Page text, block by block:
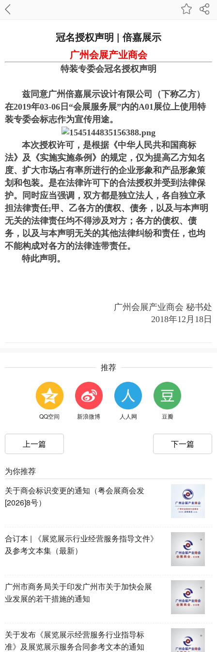
冠名授权声明 | 倍嘉展示
广州会展产业商会
特装专委会冠名授权声明
兹同意广州倍嘉展示设计有限公司（下称乙方）
在2019年03-06日“会展服务展”内的A01展位上使用特
装专委会标志作为宣传用途。
本次授权许可，是根据《中华人民共和国商标
法》及《实施实施条例》的规定，仅为提高乙方知名
度、扩大市场占有率所进行的企业形象和产品形象策
划和包装。是在法律许可下的合法授权并受到法律保
护。同时应当强调，双方都是独立法人，各自独立承
担法律责任;甲、乙各方的债权、债务，以及与本声明
无关的法律责任均不得涉及对方；各方的债权、债
务，以及与本声明无关的其他法律纠纷和责任，也均
不能构成对各方的法律连带责任。
特此声明。
广州会展产业商会 秘书处
2018年12月18日
推荐
QQ空间 新浪微博 人人网 豆瓣
上一篇 下一篇
为你推荐
关于商会标识变更的通知（粤会展商会发
[2026]8号）
合订本 | 《展览展示行业经营服务指导文件》
及参考文本集（最新）
广州市商务局关于印发广州市关于加快会展
业发展的若干措施的通知
关于发布《展览展示经营服务行业指导标
准》及展览展示服务合同参考文本的通知